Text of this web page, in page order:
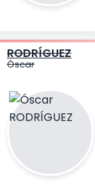
RODRÍGUEZ
Óscar